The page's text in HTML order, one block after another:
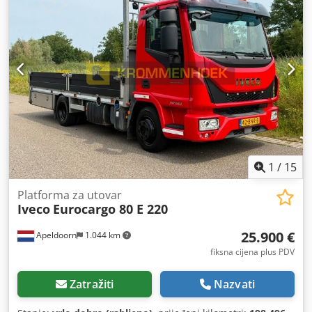
1 / 15
Apeldoorn 1.044 km
Platforma za utovar
Iveco Eurocargo 80 E 220
25.900 €
fiksna cijena plus PDV
Zatražiti Nazvati